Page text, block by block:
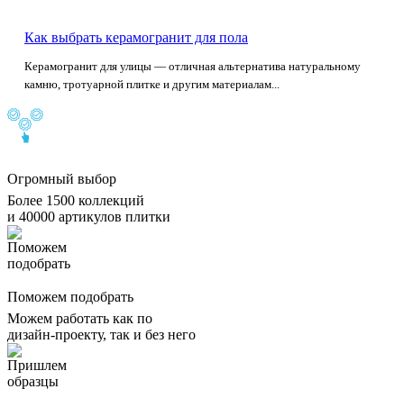
Как выбрать керамогранит для пола
Керамогранит для улицы — отличная альтернатива натуральному
камню, тротуарной плитке и другим материалам...
Огромный выбор
Более 1500 коллекций
и 40000 артикулов плитки
Поможем подобрать
Можем работать как по
дизайн-проекту, так и без него